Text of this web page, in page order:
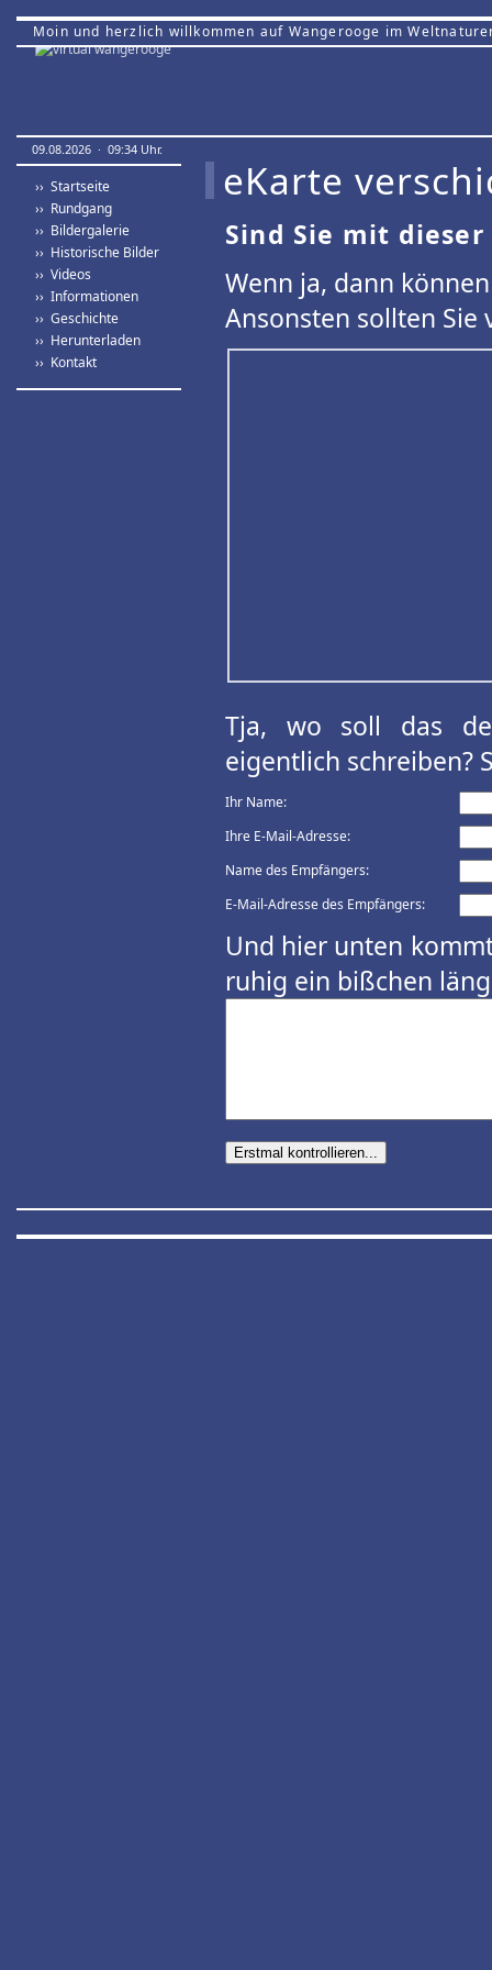
Moin und herzlich willkommen auf Wangerooge im
09.08.2026 · 09:34 Uhr.
›› Startseite
›› Rundgang
›› Bildergalerie
›› Historische Bilder
›› Videos
›› Informationen
›› Geschichte
›› Herunterladen
›› Kontakt
eKarte
Sind Sie mit
Wenn ja, dann
Ansonsten sollten
Tja, wo soll das
eigentlich schreiben?
Ihr Name:
Ihre E-Mail-Adresse:
Name des Empfängers:
E-Mail-Adresse des Empfängers:
Und hier unten
ruhig ein bißchen